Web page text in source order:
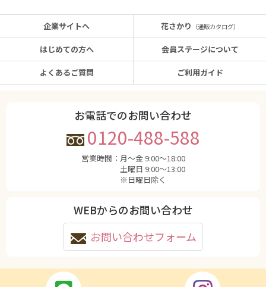
企業サイトへ
はじめての方へ
よくあるご質問
花さかり （通販カタログ）
会員ステージについて
ご利用ガイド
お電話でのお問い合わせ
0120-488-588
営業時間： 月〜金 9:00〜18:00
土曜日 9:00〜13:00
※日曜日除く
WEBからのお問い合わせ
お問い合わせフォーム